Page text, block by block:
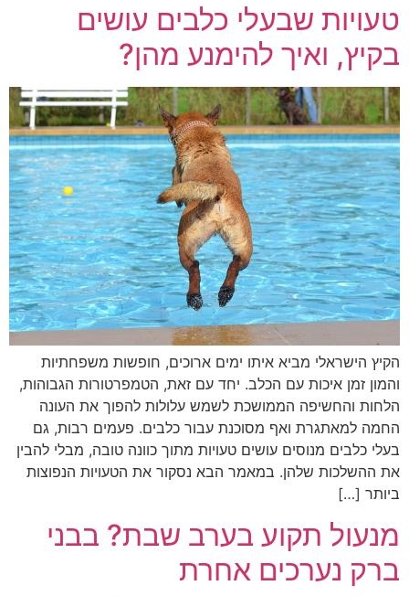
טעויות שבעלי כלבים עושים
בקיץ, ואיך להימנע מהן?
הקיץ הישראלי מביא איתו ימים ארוכים, חופשות משפחתיות
והמון זמן איכות עם הכלב. יחד עם זאת, הטמפרטורות הגבוהות,
הלחות והחשיפה הממושכת לשמש עלולות להפוך את העונה
החמה למאתגרת ואף מסוכנת עבור כלבים. פעמים רבות, גם
בעלי כלבים מנוסים עושים טעויות מתוך כוונה טובה, מבלי להבין
את ההשלכות שלהן. במאמר הבא נסקור את הטעויות הנפוצות
ביותר […]
מנעול תקוע בערב שבת? בבני
ברק נערכים אחרת